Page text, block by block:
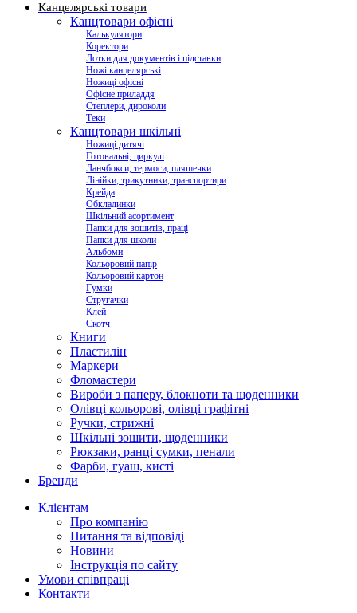
Канцелярські товари
Канцтовари офісні
Калькулятори
Коректори
Лотки для документів і підставки
Ножі канцелярські
Ножиці офісні
Офісне приладдя
Степлери, дироколи
Теки
Канцтовари шкільні
Ножиці дитячі
Готовальні, циркулі
Ланчбокси, термоси, пляшечки
Лінійки, трикутники, транспортири
Крейда
Обкладинки
Шкільний асортимент
Папки для зошитів, праці
Папки для школи
Альбоми
Кольоровий папір
Кольоровий картон
Гумки
Стругачки
Клей
Скотч
Книги
Пластилін
Маркери
Фломастери
Вироби з паперу, блокноти та щоденники
Олівці кольорові, олівці графітні
Ручки, стрижні
Шкільні зошити, щоденники
Рюкзаки, ранці сумки, пенали
Фарби, гуаш, кисті
Бренди
Клієнтам
Про компанію
Питання та відповіді
Новини
Інструкція по сайту
Умови співпраці
Контакти